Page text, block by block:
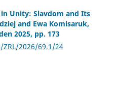
Unity: Slavdom and Its
and Ewa Komisaruk,
2025, pp. 173
2026/69.1/24